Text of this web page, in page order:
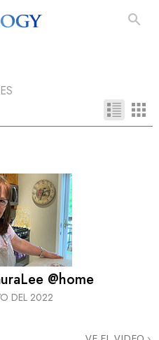
@home
DEL 2022